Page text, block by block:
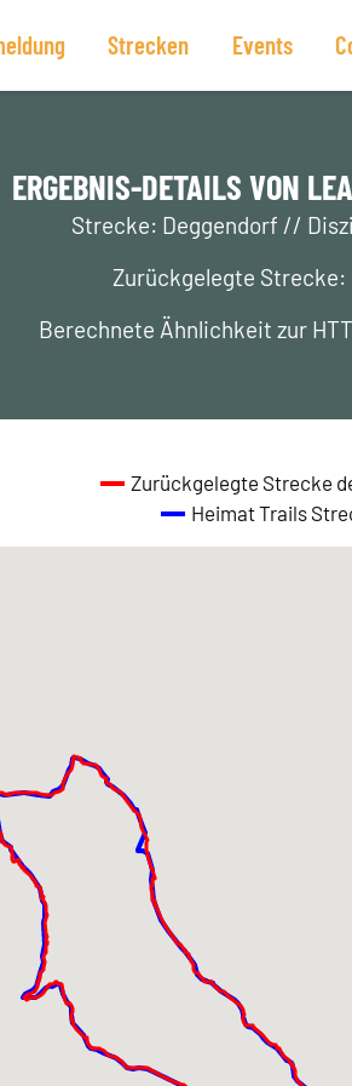
Strecken Events
ERGEBNIS-DETAILS VON
Strecke: Deggendorf //
Zurückgelegte Strecke:
Berechnete Ähnlichkeit zur
Zurückgelegte Strecke
Heimat Trails